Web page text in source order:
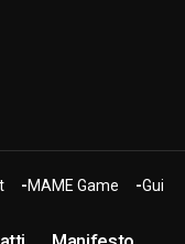
MAME Game Guide